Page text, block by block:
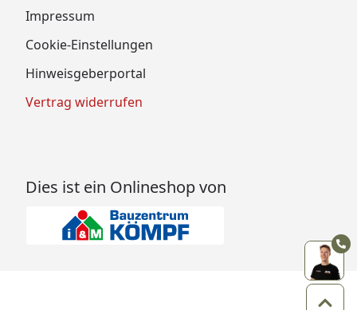
Impressum
Cookie-Einstellungen
Hinweisgeberportal
Vertrag widerrufen
Dies ist ein Onlineshop von